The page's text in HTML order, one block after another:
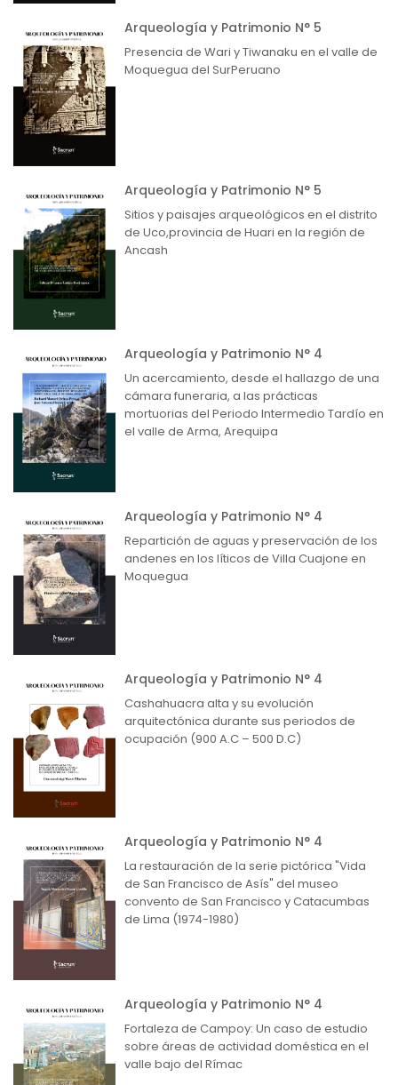
Arqueología y Patrimonio N° 5
Presencia de Wari y Tiwanaku en el valle de
Moquegua del SurPeruano
Arqueología y Patrimonio N° 5
Sitios y paisajes arqueológicos en el distrito
de Uco,provincia de Huari en la región de
Ancash
Arqueología y Patrimonio N° 4
Un acercamiento, desde el hallazgo de una
cámara funeraria, a las prácticas
mortuorias del Periodo Intermedio Tardío en
el valle de Arma, Arequipa
Arqueología y Patrimonio N° 4
Repartición de aguas y preservación de los
andenes en los líticos de Villa Cuajone en
Moquegua
Arqueología y Patrimonio N° 4
Cashahuacra alta y su evolución
arquitectónica durante sus periodos de
ocupación (900 A.C – 500 D.C)
Arqueología y Patrimonio N° 4
La restauración de la serie pictórica "Vida
de San Francisco de Asís" del museo
convento de San Francisco y Catacumbas
de Lima (1974-1980)
Arqueología y Patrimonio N° 4
Fortaleza de Campoy: Un caso de estudio
sobre áreas de actividad doméstica en el
valle bajo del Rímac